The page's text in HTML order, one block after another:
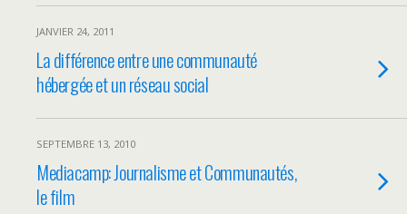
JANVIER 24, 2011
La différence entre une communauté
hébergée et un réseau social
SEPTEMBRE 13, 2010
Mediacamp: Journalisme et Communautés,
le film